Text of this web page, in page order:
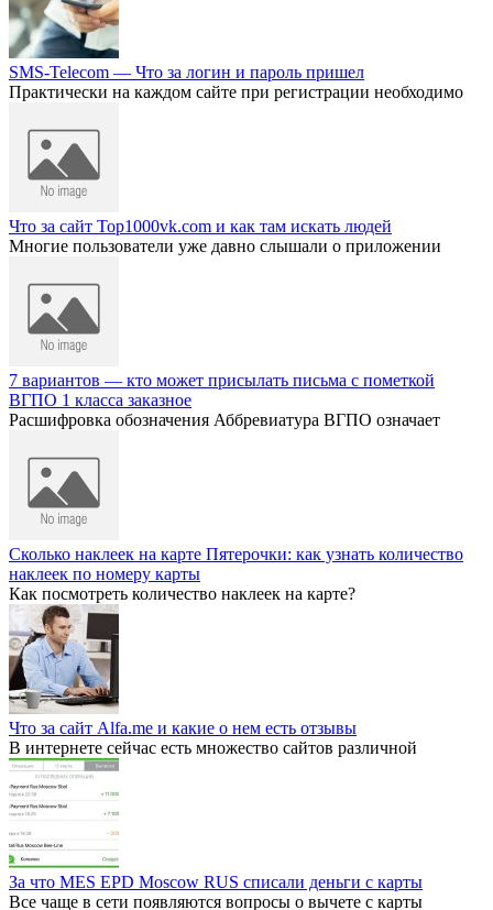
SMS-Telecom — Что за логин и пароль пришел
Практически на каждом сайте при регистрации необходимо
Что за сайт Top1000vk.com и как там искать людей
Многие пользователи уже давно слышали о приложении
7 вариантов — кто может присылать письма с пометкой
ВГПО 1 класса заказное
Расшифровка обозначения Аббревиатура ВГПО означает
Сколько наклеек на карте Пятерочки: как узнать количество
наклеек по номеру карты
Как посмотреть количество наклеек на карте?
Что за сайт Alfa.me и какие о нем есть отзывы
В интернете сейчас есть множество сайтов различной
За что MES EPD Moscow RUS списали деньги с карты
Все чаще в сети появляются вопросы о вычете с карты